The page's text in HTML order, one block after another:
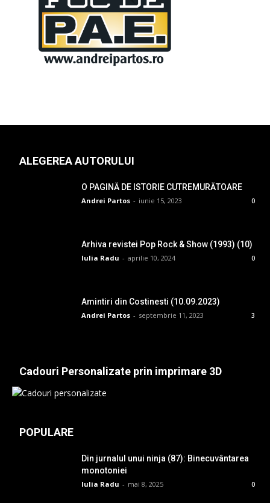
ALEGEREA AUTORULUI
O PAGINĂ DE ISTORIE CUTREMURĂTOARE
Andrei Partos - iunie 15, 2023 0
Arhiva revistei Pop Rock & Show (1993) (10)
Iulia Radu - aprilie 10, 2024 0
Amintiri din Costinesti (10.09.2023)
Andrei Partos - septembrie 11, 2023 3
Cadouri Personalizate prin imprimare 3D
POPULARE
Din jurnalul unui ninja (87): Binecuvântarea
monotoniei
Iulia Radu - mai 8, 2025 0